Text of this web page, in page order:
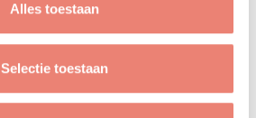
Alles toestaan
Selectie toestaan